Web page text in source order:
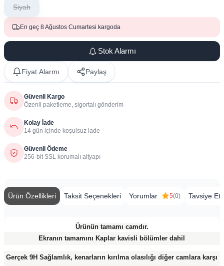
Siyah
En geç 8 Ağustos Cumartesi kargoda
Stok Alarmı
Fiyat Alarmı Paylaş
Güvenli Kargo
Özenli paketleme, sigortalı gönderim
Kolay İade
14 gün içinde koşulsuz iade
Güvenli Ödeme
256-bit SSL korumalı altyapı
Ürün Özellikleri Taksit Seçenekleri Yorumlar 5(0) Tavsiye Et
Ürünün tamamı camdır.
Ekranın tamamını Kaplar kavisli bölümler dahil
Gerçek 9H Sağlamlık, kenarların kırılma olasılığı diğer camlara karşı